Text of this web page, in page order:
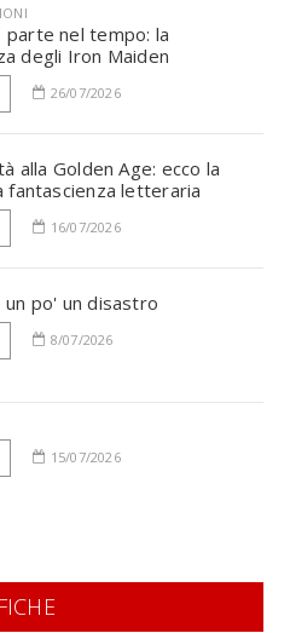
parte nel tempo: la
degli Iron Maiden
26/07/2026
alla Golden Age: ecco la
fantascienza letteraria
16/07/2026
un po' un disastro
8/07/2026
15/07/2026